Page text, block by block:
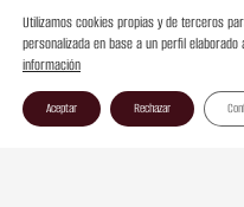
Utilizamos cookies propias y de terceros
personalizada en base a un perfil
información
Aceptar Rechazar